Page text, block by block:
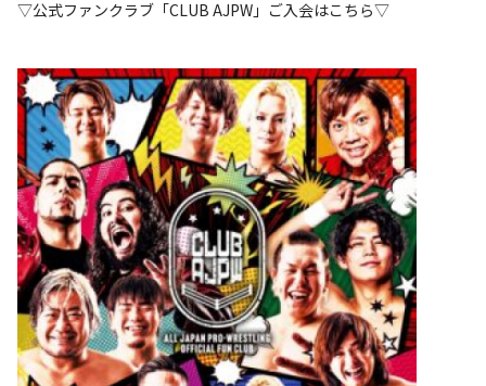
▽公式ファンクラブ「CLUB AJPW」ご入会はこちら▽